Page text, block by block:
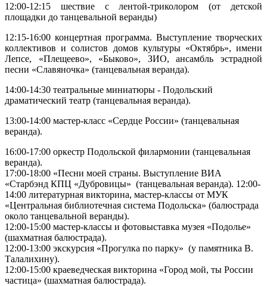
12:00-12:15 шествие с лентой-триколором (от детской
площадки до танцевальной веранды)
12:15-16:00 концертная программа. Выступление творческих
коллективов и солистов домов культуры «Октябрь», имени
Лепсе, «Плещеево», «Быково», ЗИО, ансамбль эстрадной
песни «Славяночка» (танцевальная веранда).
14:00-14:30 театральные миниатюры - Подольский
драматический театр (танцевальная веранда).
13:00-14:00 мастер-класс «Сердце России» (танцевальная
веранда).
16:00-17:00 оркестр Подольской филармонии (танцевальная
веранда).
17:00-18:00 «Песни моей страны. Выступление ВИА
«Старбэнд КПЦ «Дубровицы» (танцевальная веранда). 12:00-
14:00 литературная викторина, мастер-классы от МУК
«Центральная библиотечная система Подольска» (балюстрада
около танцевальной веранды).
12:00-15:00 мастер-классы и фотовыставка музея «Подолье»
(шахматная балюстрада).
12:00-13:00 экскурсия «Прогулка по парку» (у памятника В.
Талалихину).
12:00-15:00 краеведческая викторина «Город мой, ты России
частица» (шахматная балюстрада).